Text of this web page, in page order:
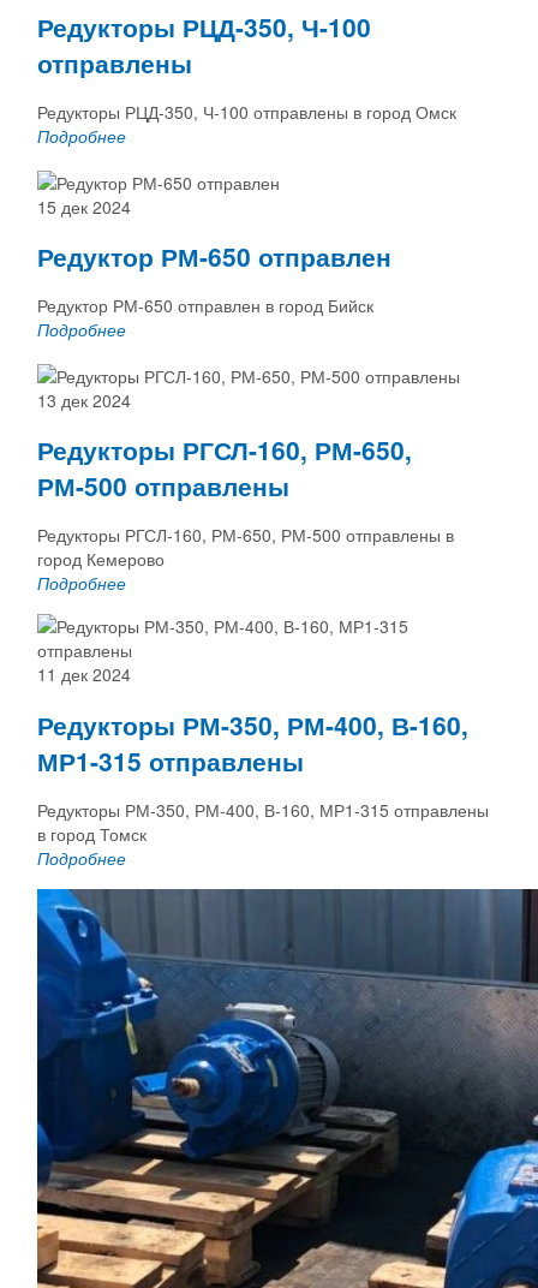
Редукторы РЦД-350, Ч-100
отправлены
Редукторы РЦД-350, Ч-100 отправлены в город Омск
Подробнее
15 дек 2024
Редуктор РМ-650 отправлен
Редуктор РМ-650 отправлен в город Бийск
Подробнее
13 дек 2024
Редукторы РГСЛ-160, РМ-650,
РМ-500 отправлены
Редукторы РГСЛ-160, РМ-650, РМ-500 отправлены в
город Кемерово
Подробнее
11 дек 2024
Редукторы РМ-350, РМ-400, В-160,
МР1-315 отправлены
Редукторы РМ-350, РМ-400, В-160, МР1-315 отправлены
в город Томск
Подробнее